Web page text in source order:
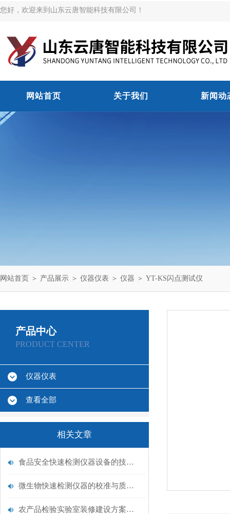
您好，欢迎来到山东云唐智能科技有限公司！
网站首页 关于我们 新闻动
网站首页 ＞ 产品展示 ＞ 仪器仪表 ＞ 仪器 ＞ YT-KS闪点测试仪
产品中心
PRODUCT CENTER
仪器仪表
查看全部
相关文章
食品安全快速检测仪器设备的技术演进与应用场景
微生物快速检测仪器的校准与质控：保证结果准确性的黄金法则
农产品检验实验室装修建设方案仪器配置清单@云唐仪器